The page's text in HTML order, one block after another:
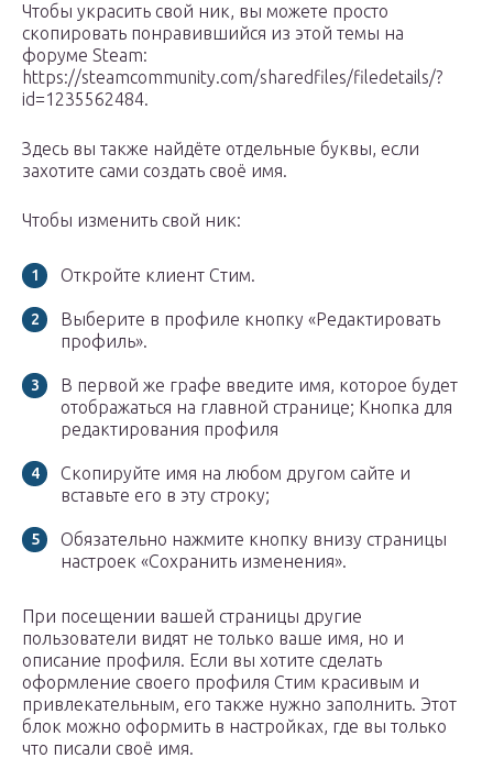
Чтобы украсить свой ник, вы можете просто
скопировать понравившийся из этой темы на
форуме Steam:
https://steamcommunity.com/sharedfiles/filedetails/?
id=1235562484.
Здесь вы также найдёте отдельные буквы, если
захотите сами создать своё имя.
Чтобы изменить свой ник:
Откройте клиент Стим.
Выберите в профиле кнопку «Редактировать
профиль».
В первой же графе введите имя, которое будет
отображаться на главной странице; Кнопка для
редактирования профиля
Скопируйте имя на любом другом сайте и
вставьте его в эту строку;
Обязательно нажмите кнопку внизу страницы
настроек «Сохранить изменения».
При посещении вашей страницы другие
пользователи видят не только ваше имя, но и
описание профиля. Если вы хотите сделать
оформление своего профиля Стим красивым и
привлекательным, его также нужно заполнить. Этот
блок можно оформить в настройках, где вы только
что писали своё имя.